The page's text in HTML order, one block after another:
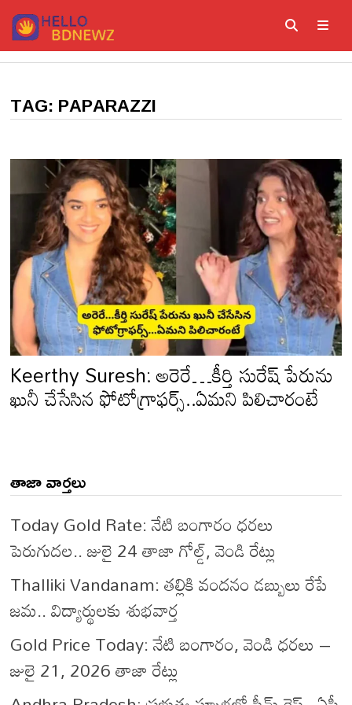
Skip
to
content
TAG:PAPARAZZI
Keerthy Suresh: అరెరే…కీర్తి సురేష్ పేరును
ఖునీ చేసేసిన ఫోటోగ్రాఫర్స్..ఏమని పిలిచారంటే
తాజా వార్తలు
Today Gold Rate: నేటి బంగారం ధరలు
పెరుగుదల.. జులై 24 తాజా గోల్డ్, వెండి రేట్లు
Thalliki Vandanam: తల్లికి వందనం డబ్బులు రేపే
జమ.. విద్యార్థులకు శుభవార్త
Gold Price Today: నేటి బంగారం, వెండి ధరలు –
జులై 21, 2026 తాజా రేట్లు